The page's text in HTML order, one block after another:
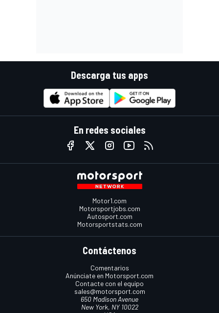
Descarga tus apps
En redes sociales
Motor1.com
Motorsportjobs.com
Autosport.com
Motorsportstats.com
Contáctenos
Comentarios
Anúnciate en Motorsport.com
Contacte con el equipo
sales@motorsport.com
650 Madison Avenue
New York, NY 10022